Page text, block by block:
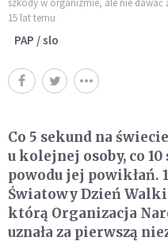
szkody w organizmie, ale nie
15 lat temu
PAP / slo
Co 5 sekund na
u kolejnej osoby, co
powodu jej powikłań.
Światowy Dzień
którą Organizacja
uznała za pierwszą